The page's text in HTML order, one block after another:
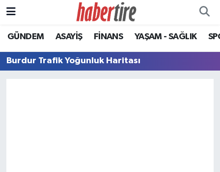
GÜNDEM ASAYİŞ FİNANS YAŞAM - SAĞLIK
Burdur Trafik Yoğunluk Haritası
Tire Nöbetçi Eczaneler
Tire Hava Durumu